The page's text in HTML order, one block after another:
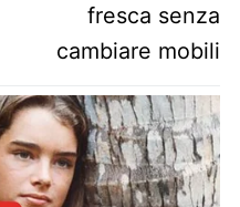
fresca senza
cambiare mobili